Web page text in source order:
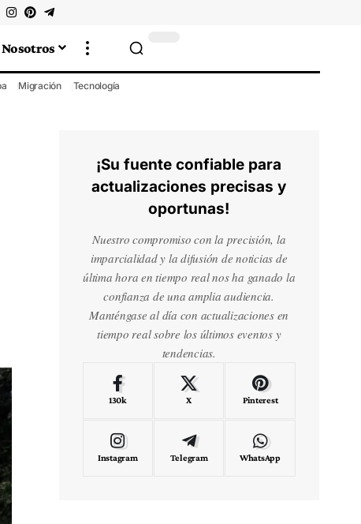
Nosotros
Migración Tecnología
¡Su fuente confiable para
actualizaciones precisas y
oportunas!
Nuestro compromiso con la precisión, la
imparcialidad y la difusión de noticias de
última hora en tiempo real nos ha ganado la
confianza de una amplia audiencia.
Manténgase al día con actualizaciones en
tiempo real sobre los últimos eventos y
tendencias.
130k X Pinterest
Instagram Telegram WhatsApp